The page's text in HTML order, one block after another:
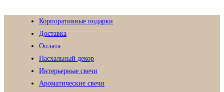
Корпоративные подарки
Доставка
Оплата
Пасхальный декор
Интерьерные свечи
Ароматические свечи